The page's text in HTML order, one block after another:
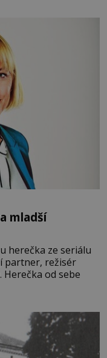
mladší
herečka ze seriálu
partner, režisér